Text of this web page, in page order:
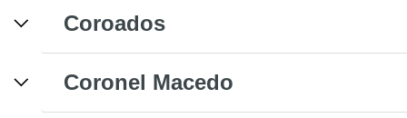
Coroados
Coronel Macedo